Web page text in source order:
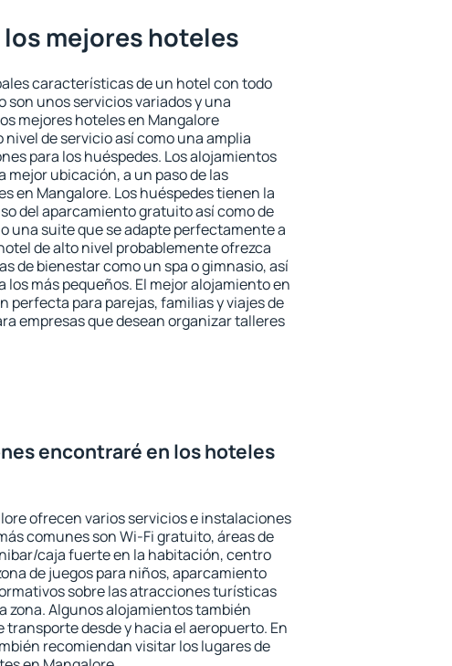
mejores hoteles
características de un hotel con todo
son unos servicios variados y una
mejores hoteles en Mangalore
de servicio así como una amplia
para los huéspedes. Los alojamientos
mejor ubicación, a un paso de las
en Mangalore. Los huéspedes tienen la
del aparcamiento gratuito así como de
una suite que se adapte perfectamente a
de alto nivel probablemente ofrezca
de bienestar como un spa o gimnasio, así
los más pequeños. El mejor alojamiento en
perfecta para parejas, familias y viajes de
empresas que desean organizar talleres
encontraré en los hoteles
ofrecen varios servicios e instalaciones
comunes son Wi-Fi gratuito, áreas de
caja fuerte en la habitación, centro
de juegos para niños, aparcamiento
sobre las atracciones turísticas
zona. Algunos alojamientos también
desde y hacia el aeropuerto. En
recomiendan visitar los lugares de